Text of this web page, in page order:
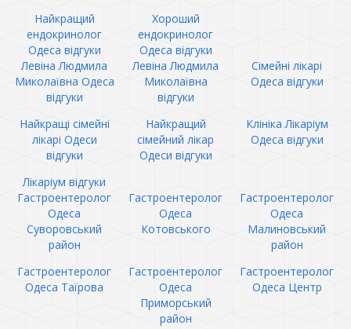
Найкращий
ендокринолог
Одеса відгуки
Хороший
ендокринолог
Одеса відгуки
Левіна Людмила
Миколаївна Одеса
відгуки
Левіна Людмила
Миколаївна
відгуки
Сімейні лікарі
Одеса відгуки
Найкращі сімейні
лікарі Одеси
відгуки
Найкращий
сімейний лікар
Одеси відгуки
Клініка Лікаріум
Одеса відгуки
Лікаріум відгуки
Гастроентеролог
Одеса
Суворовський
район
Гастроентеролог
Одеса
Котовського
Гастроентеролог
Одеса
Малиновський
район
Гастроентеролог
Одеса Таїрова
Гастроентеролог
Одеса
Приморський
район
Гастроентеролог
Одеса Центр